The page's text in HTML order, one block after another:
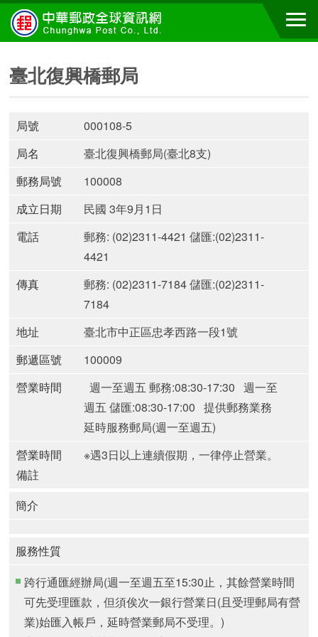
臺北復興橋郵局
局號
000108-5
局名
臺北復興橋郵局(臺北8支)
郵務局號
100008
成立日期
民國 3年9月1日
電話
郵務: (02)2311-4421 儲匯:(02)2311-
4421
傳真
郵務: (02)2311-7184 儲匯:(02)2311-
7184
地址
臺北市中正區忠孝西路一段1號
郵遞區號
100009
營業時間
週一至週五 郵務:08:30-17:30 週一至
週五 儲匯:08:30-17:00 提供郵務業務
延時服務郵局(週一至週五)
營業時間
備註
※遇3日以上連續假期，一律停止營業。
簡介
服務性質
跨行通匯經辦局(週一至週五至15:30止，其餘營業時間
可先受理匯款，但須俟次一銀行營業日(且受理郵局有營
業)始匯入帳戶，延時營業郵局不受理。)